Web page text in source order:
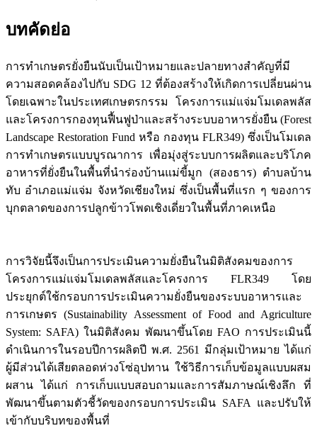
บทคัดย่อ
การทำเกษตรยั่งยืนนับเป็นเป้าหมายและปลายทางสำคัญที่มี
ความสอดคล้องไปกับ SDG 12 ที่ต้องสร้างให้เกิดการเปลี่ยนผ่าน
โดยเฉพาะในประเทศเกษตรกรรม โครงการแม่แจ่มโมเดลพลัส
และโครงการกองทุนฟื้นฟูป่าและสร้างระบบอาหารยั่งยืน (Forest
Landscape Restoration Fund หรือ กองทุน FLR349) ซึ่งเป็นโมเดล
การทำเกษตรแบบบูรณาการ เพื่อมุ่งสู่ระบบการผลิตและบริโภค
อาหารที่ยั่งยืนในพื้นที่นำร่องบ้านแม่ขี้มูก (สองธาร) ตำบลบ้าน
ทับ อำเภอแม่แจ่ม จังหวัดเชียงใหม่ ซึ่งเป็นพื้นที่แรก ๆ ของการ
บุกตลาดของการปลูกข้าวโพดเชิงเดี่ยวในพื้นที่ภาคเหนือ
การวิจัยนี้จึงเป็นการประเมินความยั่งยืนในมิติสังคมของการ
โครงการแม่แจ่มโมเดลพลัสและโครงการ FLR349 โดย
ประยุกต์ใช้กรอบการประเมินความยั่งยืนของระบบอาหารและ
การเกษตร (Sustainability Assessment of Food and Agriculture
System: SAFA) ในมิติสังคม พัฒนาขึ้นโดย FAO การประเมินนี้
ดำเนินการในรอบปีการผลิตปี พ.ศ. 2561 มีกลุ่มเป้าหมาย ได้แก่
ผู้มีส่วนได้เสียตลอดห่วงโซ่อุปทาน ใช้วิธีการเก็บข้อมูลแบบผสม
ผสาน ได้แก่ การเก็บแบบสอบถามและการสัมภาษณ์เชิงลึก ที่
พัฒนาขึ้นตามตัวชี้วัดของกรอบการประเมิน SAFA และปรับให้
เข้ากับบริบทของพื้นที่